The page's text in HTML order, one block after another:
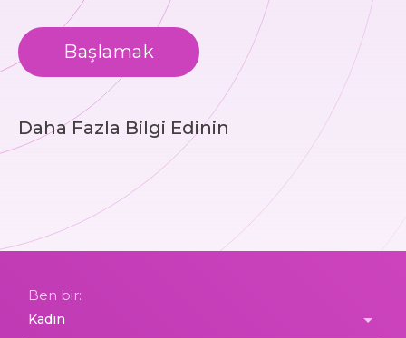
Başlamak
Daha Fazla Bilgi Edinin
Ben bir: